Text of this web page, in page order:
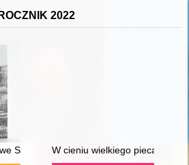
ROCZNIK 2022
Schaffgotschów w zbiorach
W cieniu wielkiego pieca : 15